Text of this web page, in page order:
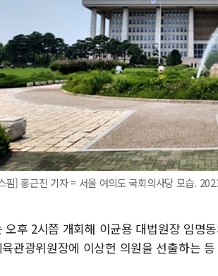
핌] 홍근진 기자 = 서울 여의도 국회의사당 모습.
오후 2시쯤 개회해 이균용 대법원장 임명
관광위원장에 이상헌 의원을 선출하는